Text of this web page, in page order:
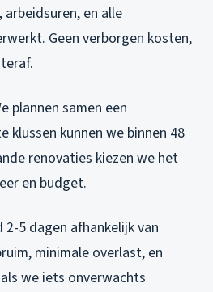
en alle
Geen verborgen kosten,
plannen samen een
kunnen we binnen 48
renovaties kiezen we het
en budget.
2-5 dagen afhankelijk van
minimale overlast, en
we iets onverwachts